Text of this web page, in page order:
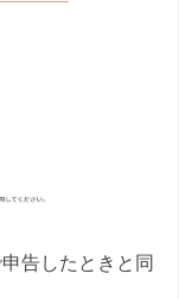
告したときと同